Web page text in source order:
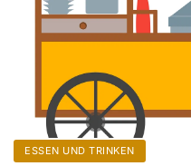
ESSEN UND TRINKEN